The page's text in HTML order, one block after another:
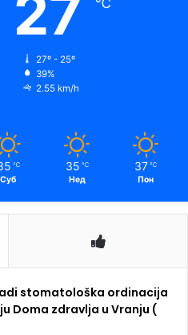
27 ℃
27º - 25º
39%
2.55 km/h
℃
Суб
35 ℃
Нед
37 ℃
Пон
stomatološka ordinacija
Doma zdravlja u Vranju (